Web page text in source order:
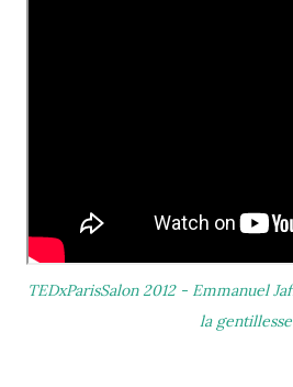
TEDxParisSalon 2012 - Emmanuel Jaffelin - La philosophie de
la gentillesse